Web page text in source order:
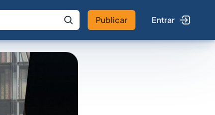
Buscar no Jus
Publicar Entrar